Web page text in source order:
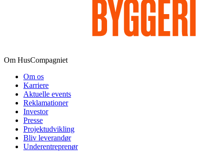
Om HusCompagniet
Om os
Karriere
Aktuelle events
Reklamationer
Investor
Presse
Projektudvikling
Bliv leverandør
Underentreprenør